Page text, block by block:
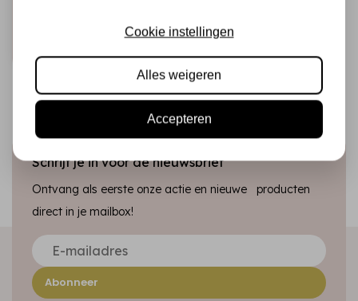
Schrijf je in voor de nieuwsbrief
Ontvang als eerste onze actie en nieuwe producten
direct in je mailbox!
Abonneer
Cookie instellingen
Alles weigeren
Accepteren